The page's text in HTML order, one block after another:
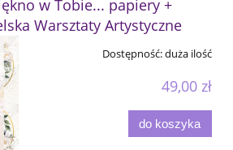
w Tobie... papiery +
Warsztaty Artystyczne
Dostępność:duża ilość
49,00 zł
do koszyka